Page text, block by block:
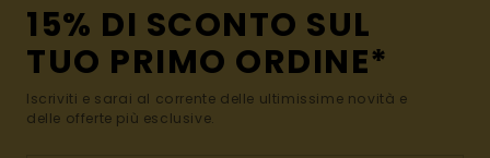
15% DI SCONTO SUL
TUO PRIMO ORDINE*
Iscriviti e sarai al corrente delle ultimissime novità e
delle offerte più esclusive.